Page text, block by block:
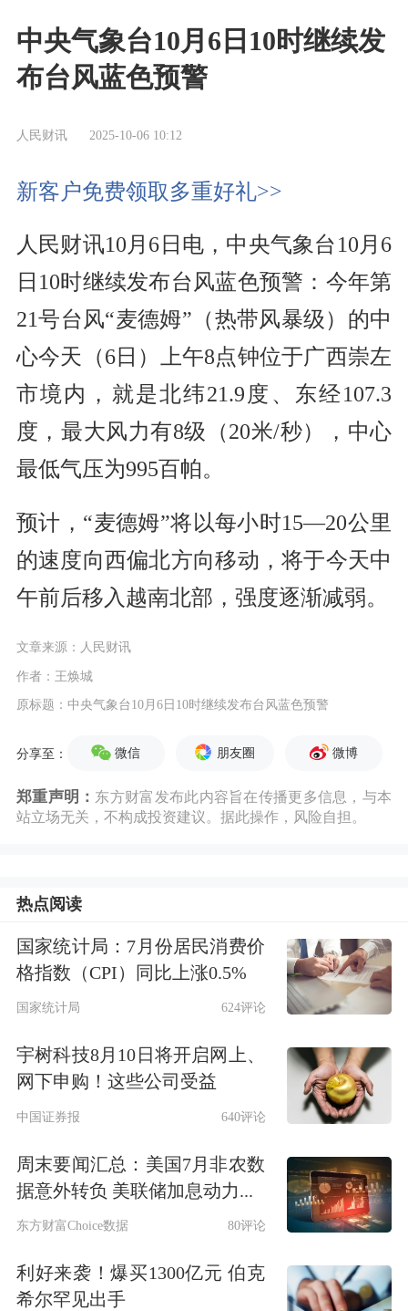
中央气象台10月6日10时继续发
布台风蓝色预警
人民财讯 2025-10-06 10:12
新客户免费领取多重好礼>>
人民财讯10月6日电，中央气象台10月6
日10时继续发布台风蓝色预警：今年第
21号台风“麦德姆”（热带风暴级）的中
心今天（6日）上午8点钟位于广西崇左
市境内，就是北纬21.9度、东经107.3
度，最大风力有8级（20米/秒），中心
最低气压为995百帕。
预计，“麦德姆”将以每小时15—20公里
的速度向西偏北方向移动，将于今天中
午前后移入越南北部，强度逐渐减弱。
文章来源：人民财讯
作者：王焕城
原标题：中央气象台10月6日10时继续发布台风蓝色预警
分享至： 微信 朋友圈 微博
郑重声明： 东方财富发布此内容旨在传播更多信息，与本
站立场无关，不构成投资建议。据此操作，风险自担。
热点阅读
国家统计局：7月份居民消费价
格指数（CPI）同比上涨0.5%
国家统计局 624评论
宇树科技8月10日将开启网上、
网下申购！这些公司受益
中国证券报 640评论
周末要闻汇总：美国7月非农数
据意外转负 美联储加息动力...
东方财富Choice数据 80评论
利好来袭！爆买1300亿元 伯克
希尔罕见出手